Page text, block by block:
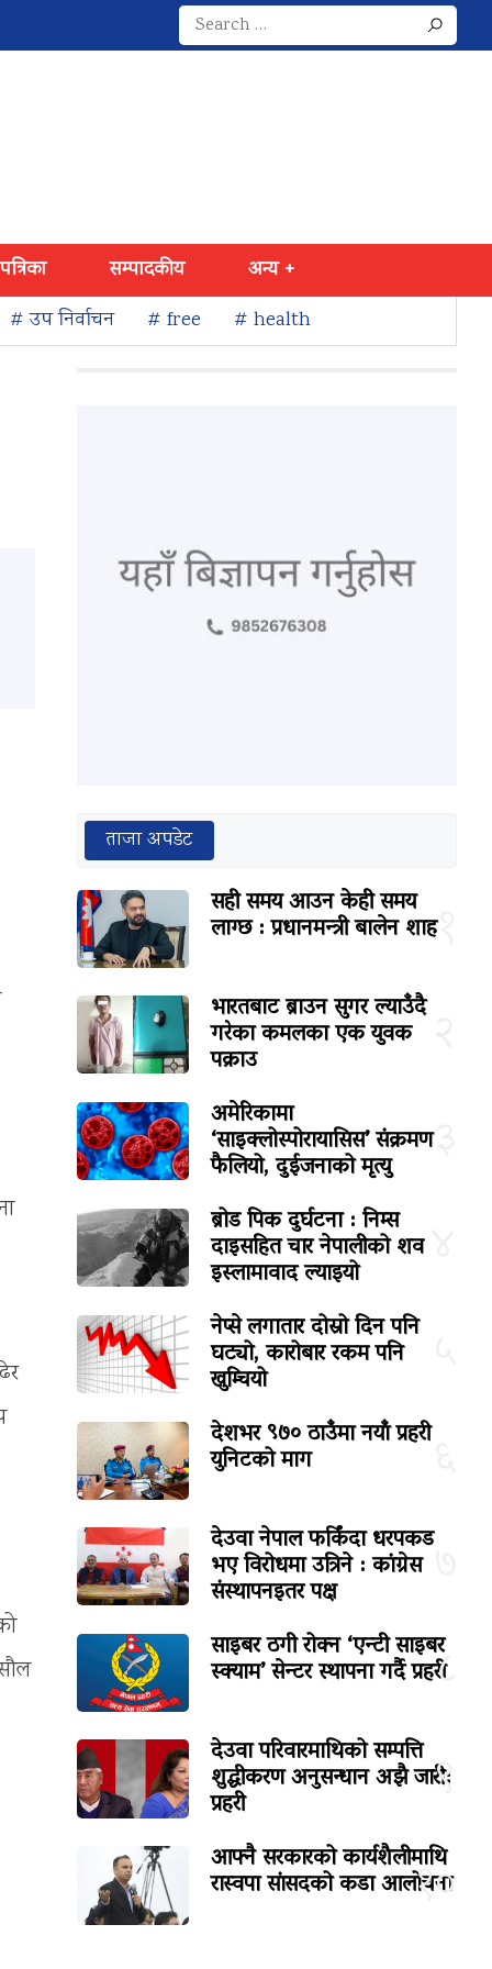
Search
for:
सम्पादकीय
अन्य +
# उप निर्वाचन
# free # health
ताजा अपडेट
१
सही समय आउन केही समय
लाग्छ : प्रधानमन्त्री बालेन शाह
भारतबाट ब्राउन सुगर ल्याउँदै
गरेका कमलका एक युवक
पक्राउ
३
अमेरिकामा
‘साइक्लोस्पोरायासिस’ संक्रमण
फैलियो, दुईजनाको मृत्यु
ब्रोड पिक दुर्घटना : निम्स
दाइसहित चार नेपालीको शव
इस्लामावाद ल्याइयो
नेप्से लगातार दोस्रो दिन पनि
घट्यो, कारोबार रकम पनि
खुम्चियो
देशभर ९७० ठाउँमा नयाँ प्रहरी
युनिटको माग
७
देउवा नेपाल फर्किंदा धरपकड
भए विरोधमा उत्रिने : कांग्रेस
संस्थापनइतर पक्ष
८
साइबर ठगी रोक्न ‘एन्टी साइबर
स्क्याम’ सेन्टर स्थापना गर्दै प्रहरी
९
देउवा परिवारमाथिको सम्पत्ति
शुद्धीकरण अनुसन्धान अझै जारी:
प्रहरी
१०
आफ्नै सरकारको कार्यशैलीमाथि
रास्वपा सांसदको कडा आलोचना